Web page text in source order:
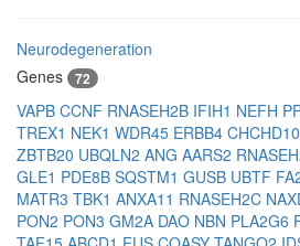
Neurodegeneration
Genes
72
VAPB CCNF RNASEH2B IFIH1 NEFH
TREX1 NEK1 WDR45 ERBB4 CHCHD10
ZBTB20 UBQLN2 ANG AARS2
GLE1 PDE8B SQSTM1 GUSB UBTF
MATR3 TBK1 ANXA11 RNASEH2C
PON2 PON3 GM2A DAO NBN PLA2G6